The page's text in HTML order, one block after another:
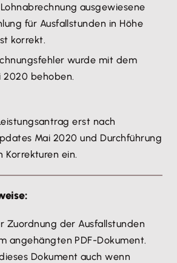
ausgewiesene
für Ausfallstunden in Höhe
korrekt.
wurde mit dem
2020 behoben.
erst nach
Mai 2020 und Durchführung
ein.
Zuordnung der Ausfallstunden
angehängten PDF-Dokument.
Dokument auch wenn